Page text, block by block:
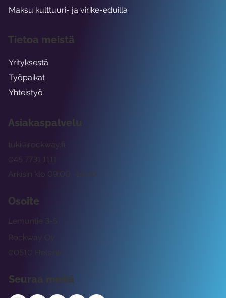
Asiakaspalvelu
tuki@rockway.fi
Arkisin klo 09:00 -15:00
045 7731 1111
Osoite
Rockway Oy
Lemuntie 3-5
00510 Helsinki
Seuraa meitä
Maksu kulttuuri- ja virike-eduilla
Tietoa meistä
Yrityksestä
Työpaikat
Yhteistyö